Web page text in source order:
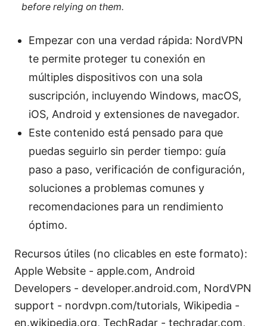
before relying on them.
Empezar con una verdad rápida: NordVPN
te permite proteger tu conexión en
múltiples dispositivos con una sola
suscripción, incluyendo Windows, macOS,
iOS, Android y extensiones de navegador.
Este contenido está pensado para que
puedas seguirlo sin perder tiempo: guía
paso a paso, verificación de configuración,
soluciones a problemas comunes y
recomendaciones para un rendimiento
óptimo.
Recursos útiles (no clicables en este formato):
Apple Website - apple.com, Android
Developers - developer.android.com, NordVPN
support - nordvpn.com/tutorials, Wikipedia -
en.wikipedia.org, TechRadar - techradar.com,